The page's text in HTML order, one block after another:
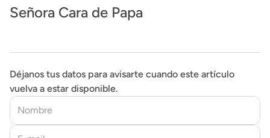
Señora Cara de Papa
Déjanos tus datos para avisarte cuando este artículo
vuelva a estar disponible.